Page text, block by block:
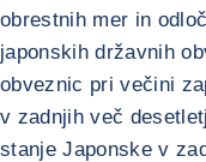
obrestnih mer in
japonskih državnih
obveznic pri večini
v zadnjih več
stanje Japonske v